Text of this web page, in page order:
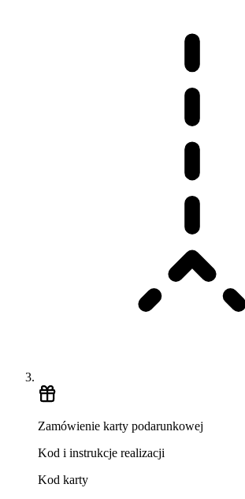
Zamówienie karty podarunkowej
Kod i instrukcje realizacji
Kod karty